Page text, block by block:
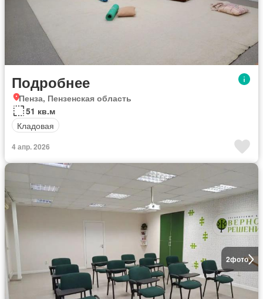
Подробнее
Пенза, Пензенская область
51 кв.м
Кладовая
4 апр. 2026
2фото